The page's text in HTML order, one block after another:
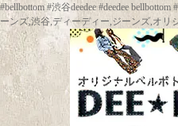
#bellbottom #渋谷deedee #deedee
ーンズ,渋谷,ディーディー,ジーンズ,オリ